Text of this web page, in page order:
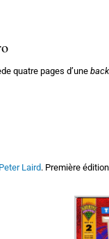
quatre pages d’une
Peter Laird. Première